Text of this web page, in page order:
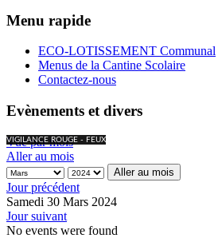
Menu rapide
ECO-LOTISSEMENT Communal
Menus de la Cantine Scolaire
Contactez-nous
Evènements et divers
VIGILANCE ROUGE - FEUX
Vue par mois
Aller au mois
Aller au mois
Jour précédent
Samedi 30 Mars 2024
Jour suivant
No events were found